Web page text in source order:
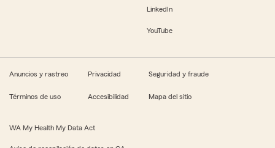
LinkedIn
YouTube
Anuncios y rastreo Privacidad Seguridad y fraude
Términos de uso Accesibilidad Mapa del sitio
WA My Health My Data Act